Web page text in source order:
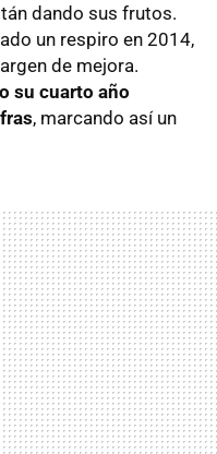
dando sus frutos.
un respiro en 2014,
de mejora.
su cuarto año
, marcando así un